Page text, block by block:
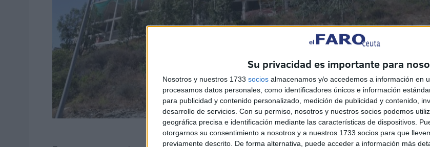
Su privacidad es importante para
Nosotros y nuestros 1733 socios almacenamos y/o accedemos a información en
procesamos datos personales, como identificadores únicos e información
para publicidad y contenido personalizado, medición de publicidad y contenido,
desarrollo de servicios. Con su permiso, nosotros y nuestros socios podemos
geográfica precisa e identificación mediante las características de dispositivos.
otorgarnos su consentimiento a nosotros y a nuestros 1733 socios para que
previamente descrito. De forma alternativa, puede acceder a información más